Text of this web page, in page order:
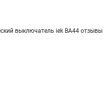
выключатель iek ВА44 отзывы